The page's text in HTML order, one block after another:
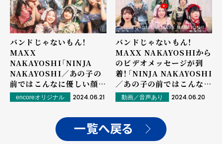
バンドじゃないもん！
MAXX
NAKAYOSHI「NINJA
NAKAYOSHI／あの子の
前ではこんなに優しい顔は
しないでいてね♡」インタ
ビュー――"nakayoshi"を世
encoreオリジナル 2024.06.21
バンドじゃないもん！
MAXX NAKAYOSHIから
のビデオメッセージが到
着！「NINJA NAKAYOSHI
／あの子の前ではこんなに
優しい顔はしないでいてね
♡」インタビューは明日公
開！
動画／音声あり 2024.06.20
一覧へ戻る